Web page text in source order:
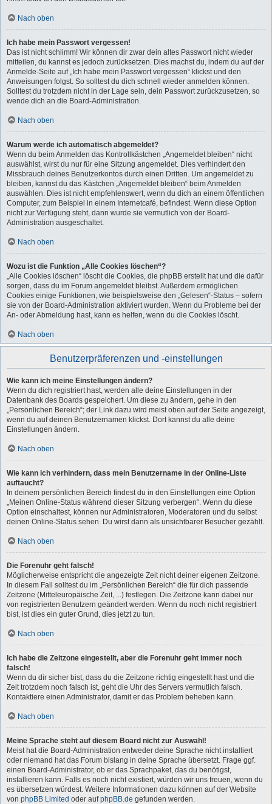
Nach oben
Ich habe mein Passwort vergessen!
Das ist nicht schlimm! Wir können dir zwar dein altes Passwort nicht wieder
mitteilen, du kannst es jedoch zurücksetzen. Dies machst du, indem du auf der
Anmelde-Seite auf „Ich habe mein Passwort vergessen“ klickst und den
Anweisungen folgst. So solltest du dich schnell wieder anmelden können.
Solltest du trotzdem nicht in der Lage sein, dein Passwort zurückzusetzen, so
wende dich an die Board-Administration.
Nach oben
Warum werde ich automatisch abgemeldet?
Wenn du beim Anmelden das Kontrollkästchen „Angemeldet bleiben“ nicht
auswählst, wirst du nur für eine Sitzung angemeldet. Dies verhindert den
Missbrauch deines Benutzerkontos durch einen Dritten. Um angemeldet zu
bleiben, kannst du das Kästchen „Angemeldet bleiben“ beim Anmelden
auswählen. Dies ist nicht empfehlenswert, wenn du dich an einem öffentlichen
Computer, zum Beispiel in einem Internetcafé, befindest. Wenn diese Option
nicht zur Verfügung steht, dann wurde sie vermutlich von der Board-
Administration ausgeschaltet.
Nach oben
Wozu ist die Funktion „Alle Cookies löschen“?
„Alle Cookies löschen“ löscht die Cookies, die phpBB erstellt hat und die dafür
sorgen, dass du im Forum angemeldet bleibst. Außerdem ermöglichen
Cookies einige Funktionen, wie beispielsweise den „Gelesen“-Status – sofern
sie von der Board-Administration aktiviert wurden. Wenn du Probleme bei der
An- oder Abmeldung hast, kann es helfen, wenn du die Cookies löscht.
Nach oben
Benutzerpräferenzen und -einstellungen
Wie kann ich meine Einstellungen ändern?
Wenn du dich registriert hast, werden alle deine Einstellungen in der
Datenbank des Boards gespeichert. Um diese zu ändern, gehe in den
„Persönlichen Bereich“; der Link dazu wird meist oben auf der Seite angezeigt,
wenn du auf deinen Benutzernamen klickst. Dort kannst du alle deine
Einstellungen ändern.
Nach oben
Wie kann ich verhindern, dass mein Benutzername in der Online-Liste
auftaucht?
In deinem persönlichen Bereich findest du in den Einstellungen eine Option
„Meinen Online-Status während dieser Sitzung verbergen“. Wenn du diese
Option einschaltest, können nur Administratoren, Moderatoren und du selbst
deinen Online-Status sehen. Du wirst dann als unsichtbarer Besucher gezählt.
Nach oben
Die Forenuhr geht falsch!
Möglicherweise entspricht die angezeigte Zeit nicht deiner eigenen Zeitzone.
In diesem Fall solltest du im „Persönlichen Bereich“ die für dich passende
Zeitzone (Mitteleuropäische Zeit, ...) festlegen. Die Zeitzone kann dabei nur
von registrierten Benutzern geändert werden. Wenn du noch nicht registriert
bist, ist dies ein guter Grund, dies jetzt zu tun.
Nach oben
Ich habe die Zeitzone eingestellt, aber die Forenuhr geht immer noch
falsch!
Wenn du dir sicher bist, dass du die Zeitzone richtig eingestellt hast und die
Zeit trotzdem noch falsch ist, geht die Uhr des Servers vermutlich falsch.
Kontaktiere einen Administrator, damit er das Problem beheben kann.
Nach oben
Meine Sprache steht auf diesem Board nicht zur Auswahl!
Meist hat die Board-Administration entweder deine Sprache nicht installiert
oder niemand hat das Forum bislang in deine Sprache übersetzt. Frage ggf.
einen Board-Administrator, ob er das Sprachpaket, das du benötigst,
installieren kann. Falls es noch nicht existiert, würden wir uns freuen, wenn du
es übersetzen würdest. Weitere Informationen dazu können auf der Website
von phpBB Limited oder aufphpBB.de gefunden werden.